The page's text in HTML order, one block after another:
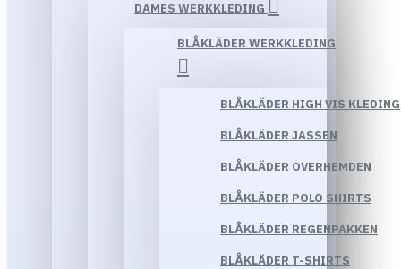
DAMES WERKKLEDING
BLÅKLÄDER WERKKLEDING
BLÅKLÄDER HIGH VIS KLEDING
BLÅKLÄDER JASSEN
BLÅKLÄDER OVERHEMDEN
BLÅKLÄDER POLO SHIRTS
BLÅKLÄDER REGENPAKKEN
BLÅKLÄDER T-SHIRTS